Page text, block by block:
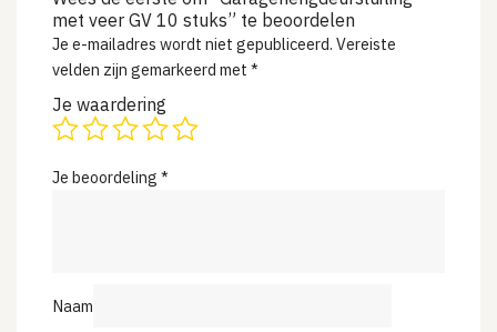
met veer GV 10 stuks” te beoordelen
Je e-mailadres wordt niet gepubliceerd. Vereiste
velden zijn gemarkeerd met *
Je waardering
Je beoordeling *
Naam